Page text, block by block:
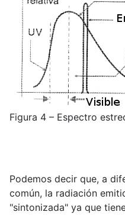
Figura 4 – Espectro
Podemos decir que, a
común, la radiación
"sintonizada" ya que